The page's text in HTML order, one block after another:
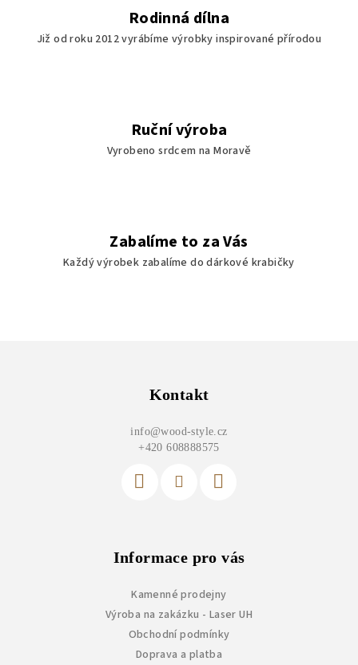
v
ý
p
Rodinná dílna
Již od roku 2012 vyrábíme výrobky inspirované přírodou
Ruční výroba
Vyrobeno srdcem na Moravě
Zabalíme to za Vás
Každý výrobek zabalíme do dárkové krabičky
Kontakt
info@wood-style.cz
+420 608888575
Informace pro vás
Kamenné prodejny
Výroba na zakázku - Laser UH
Obchodní podmínky
Doprava a platba